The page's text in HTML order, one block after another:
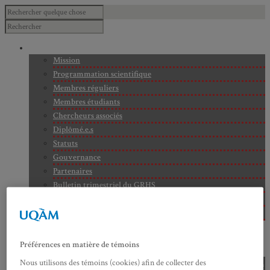
Mission
Programmation scientifique
Membres réguliers
Membres étudiants
Chercheurs associés
Diplômé.e.s
Statuts
Gouvernance
Partenaires
Bulletin trimestriel du GRHS
Bourses du GRHS
PROJETS EN COURS
AXES DE RECHERCHE
Axe 1 : Représentations publiques, communes et privées de la
Préférences en matière de témoins
Nous utilisons des témoins (cookies) afin de collecter des